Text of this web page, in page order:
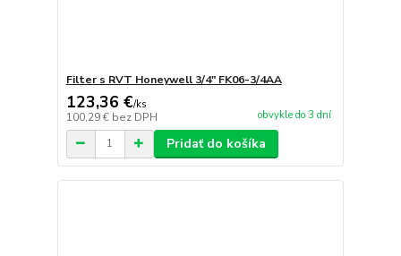
Filter s RVT Honeywell 3/4" FK06-3/4AA
123,36 €/ks
100,29 € bez DPH obvykle do 3 dní
Pridať do košíka